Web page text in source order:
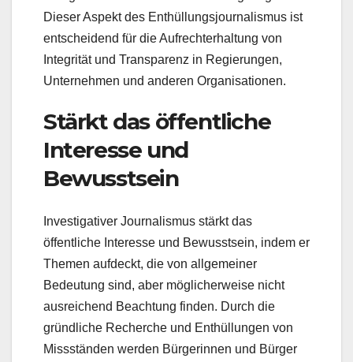
Dieser Aspekt des Enthüllungsjournalismus ist
entscheidend für die Aufrechterhaltung von
Integrität und Transparenz in Regierungen,
Unternehmen und anderen Organisationen.
Stärkt das öffentliche
Interesse und
Bewusstsein
Investigativer Journalismus stärkt das
öffentliche Interesse und Bewusstsein, indem er
Themen aufdeckt, die von allgemeiner
Bedeutung sind, aber möglicherweise nicht
ausreichend Beachtung finden. Durch die
gründliche Recherche und Enthüllungen von
Missständen werden Bürgerinnen und Bürger